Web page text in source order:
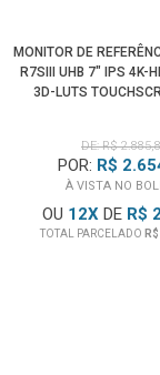
MONITOR DE
R7SIII UHB 7" IPS 4K-
3D-LUTS
DE: R$
POR: R$
À VISTA NO
OU 12XDE R$
TOTAL PARCELADO